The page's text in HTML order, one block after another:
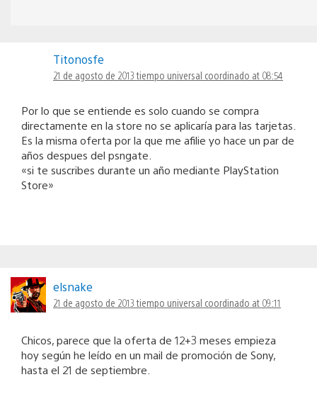
Titonosfe
21 de agosto de 2013 tiempo universal coordinado at 08:54
Por lo que se entiende es solo cuando se compra
directamente en la store no se aplicaría para las tarjetas.
Es la misma oferta por la que me afilie yo hace un par de
años despues del psngate.
«si te suscribes durante un año mediante PlayStation
Store»
elsnake
21 de agosto de 2013 tiempo universal coordinado at 09:11
Chicos, parece que la oferta de 12+3 meses empieza
hoy según he leído en un mail de promoción de Sony,
hasta el 21 de septiembre.